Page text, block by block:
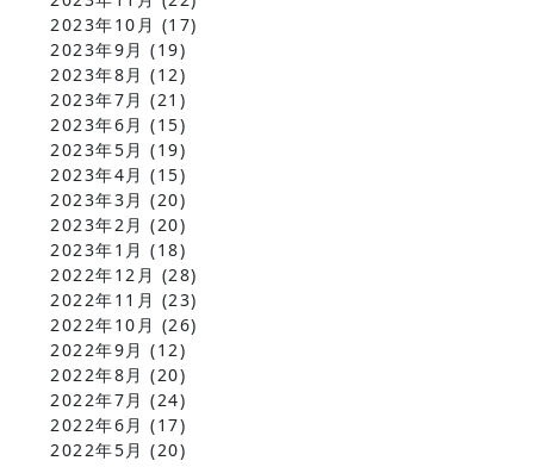
2023年10月 (17)
2023年9月 (19)
2023年8月 (12)
2023年7月 (21)
2023年6月 (15)
2023年5月 (19)
2023年4月 (15)
2023年3月 (20)
2023年2月 (20)
2023年1月 (18)
2022年12月 (28)
2022年11月 (23)
2022年10月 (26)
2022年9月 (12)
2022年8月 (20)
2022年7月 (24)
2022年6月 (17)
2022年5月 (20)